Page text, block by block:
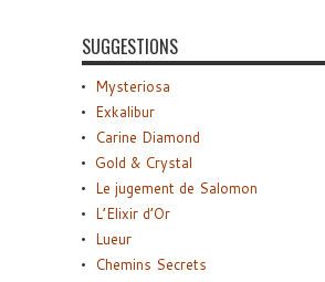
SUGGESTIONS
Mysteriosa
Exkalibur
Carine Diamond
Gold & Crystal
Le jugement de Salomon
L’Elixir d’Or
Lueur
Chemins Secrets